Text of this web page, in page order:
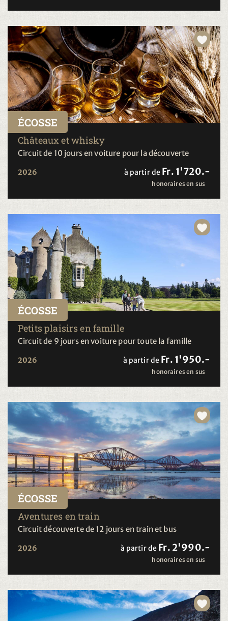
ÉCOSSE
Châteaux et whisky
Circuit de 10 jours en voiture pour la découverte
2026 à partir de Fr. 1'720.-
honoraires en sus
ÉCOSSE
Petits plaisirs en famille
Circuit de 9 jours en voiture pour toute la famille
2026 à partir de Fr. 1'950.-
honoraires en sus
ÉCOSSE
Aventures en train
Circuit découverte de 12 jours en train et bus
2026 à partir de Fr. 2'990.-
honoraires en sus